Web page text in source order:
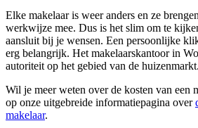
Elke makelaar is weer anders en ze
werkwijze mee. Dus is het slim om te
aansluit bij je wensen. Een persoonlijke
erg belangrijk. Het makelaarskantoor in
autoriteit op het gebied van de huizenmarkt.
Wil je meer weten over de kosten van een
op onze uitgebreide informatiepagina over
makelaar.